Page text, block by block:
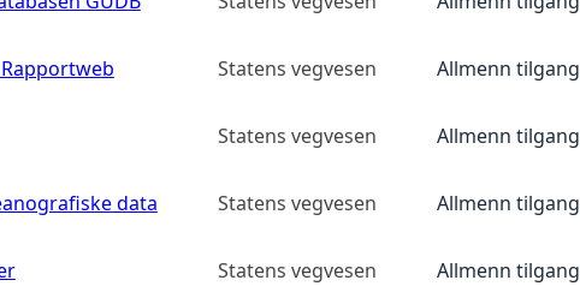
Statens vegvesen Allmenn tilgang
Statens vegvesen Allmenn tilgang
data Statens vegvesen Allmenn tilgang
Statens vegvesen Allmenn tilgang